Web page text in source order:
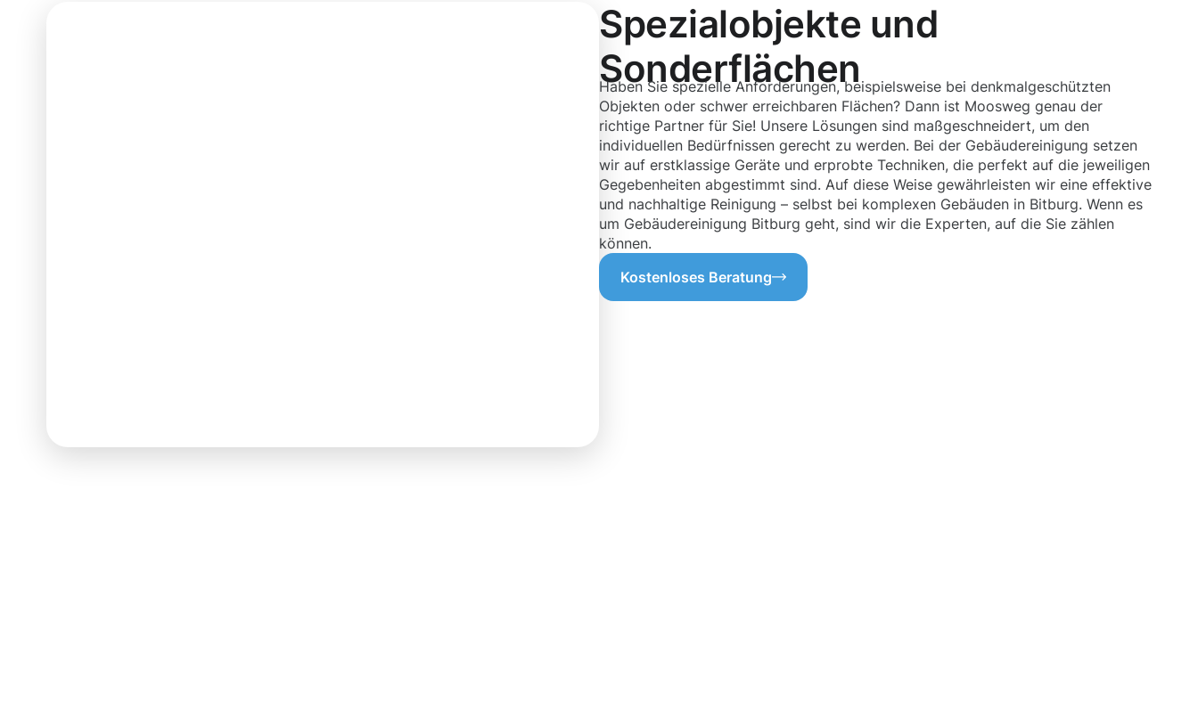
Spezialobjekte und
Sonderflächen
Haben Sie spezielle Anforderungen, beispielsweise bei denkmalgeschützten
Objekten oder schwer erreichbaren Flächen? Dann ist Moosweg genau der
richtige Partner für Sie! Unsere Lösungen sind maßgeschneidert, um den
individuellen Bedürfnissen gerecht zu werden. Bei der Gebäudereinigung setzen
wir auf erstklassige Geräte und erprobte Techniken, die perfekt auf die jeweiligen
Gegebenheiten abgestimmt sind. Auf diese Weise gewährleisten wir eine effektive
und nachhaltige Reinigung – selbst bei komplexen Gebäuden in Bitburg. Wenn es
um Gebäudereinigung Bitburg geht, sind wir die Experten, auf die Sie zählen
können.
Kostenloses Beratung